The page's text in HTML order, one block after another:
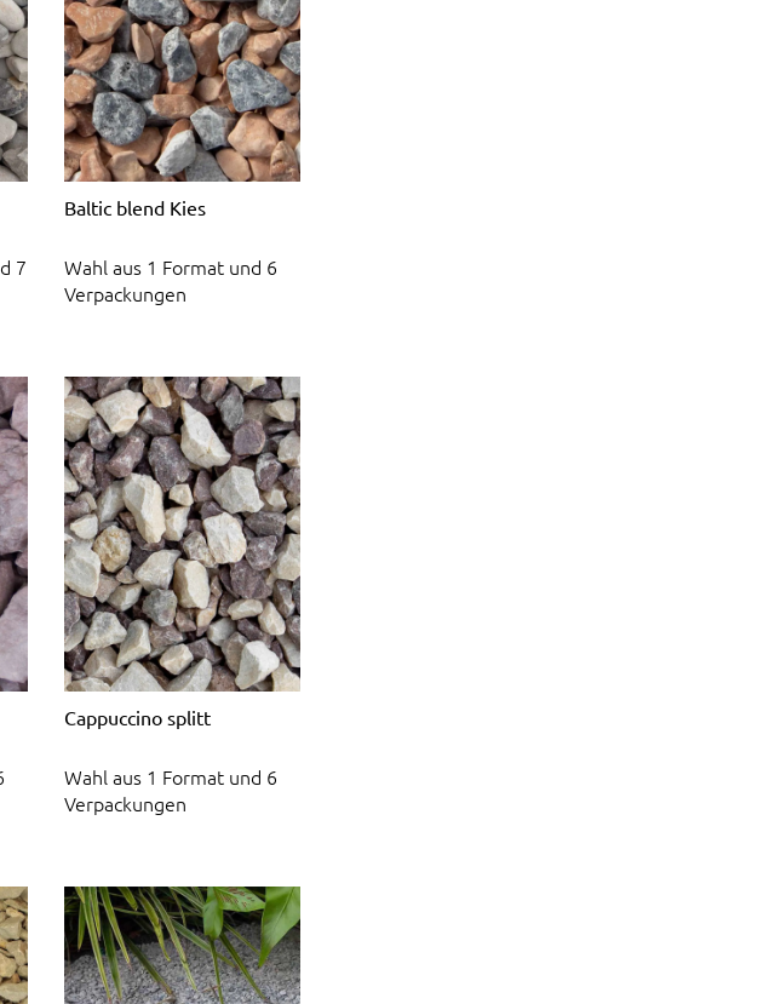
7
Baltic blend Kies
Wahl aus 1 Format und 6
Verpackungen
Cappuccino splitt
Wahl aus 1 Format und 6
Verpackungen